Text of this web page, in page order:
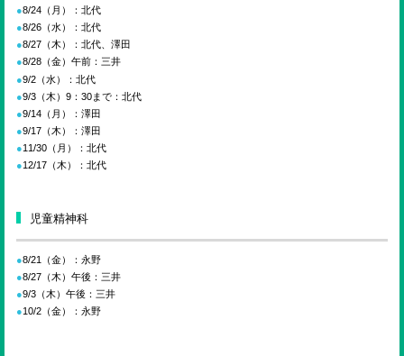
8/24（月）：北代
8/26（水）：北代
8/27（木）：北代、澤田
8/28（金）午前：三井
9/2（水）：北代
9/3（木）9：30まで：北代
9/14（月）：澤田
9/17（木）：澤田
11/30（月）：北代
12/17（木）：北代
児童精神科
8/21（金）：永野
8/27（木）午後：三井
9/3（木）午後：三井
10/2（金）：永野